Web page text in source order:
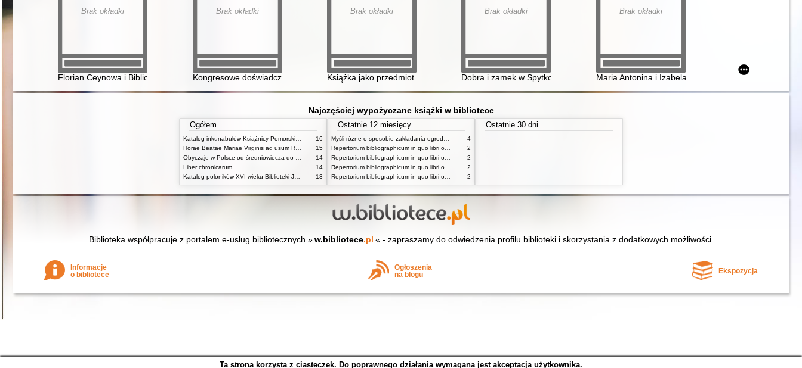
Brak okładki
Florian Ceynowa i Biblioteka Sieniawska Czartoryskich w 1870 roku
Brak okładki
Kongresowe doświadczenia księcia Adama Jerzego Czartoryskiego wrzesień 1814 wrzesień 1815
Brak okładki
Książka jako przedmiot muzealny rozważania na przykładzie Kancjonału puławskiego z Biblioteki XX Czartoryskich w
Brak okładki
Dobra i zamek w Spytkowicach za czasów Sieniawskich i Czartoryskich 1704 1782
Brak okładki
Maria Antonina i Izabela Czartoryska paralele
Najczęściej wypożyczane książki w bibliotece
Ogółem
16
15
14
Liber chronicarum
14
13
Ostatnie 12 miesięcy
4
2
2
2
2
Ostatnie 30 dni
Biblioteka współpracuje z portalem e-usług bibliotecznych » w.bibliotece.pl « - zapraszamy do odwiedzenia profilu biblioteki i skorzystania z dodatkowych możliwości.
Informacje
o bibliotece
Ogłoszenia
na blogu
Ekspozycja
Ta strona korzysta z ciasteczek. Do poprawnego działania wymagana jest akceptacja użytkownika.